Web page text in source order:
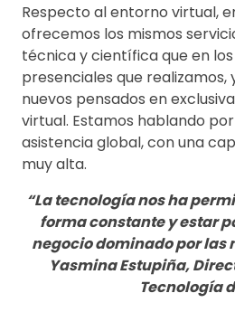
Respecto al entorno virtual,
ofrecemos los mismos
técnica y científica que en
presenciales que realizamos,
nuevos pensados en
virtual. Estamos hablando
asistencia global, con una
muy alta.
“La tecnología nos ha
forma constante y estar
negocio dominado por las
Yasmina Estupiña,
Tecnología